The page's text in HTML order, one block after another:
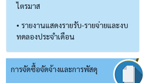
ไตรมาส
• รายงานแสดงรายรับ-รายจ่ายและงบ
ทดลองประจำเดือน
การจัดซื้อจัดจ้างและการพัสดุ